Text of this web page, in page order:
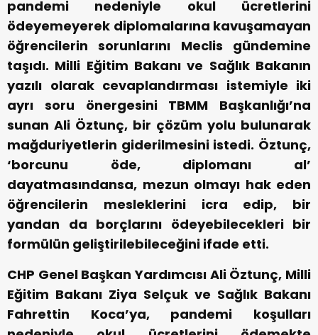
pandemi nedeniyle okul ücretlerini
ödeyemeyerek diplomalarına kavuşamayan
öğrencilerin sorunlarını Meclis gündemine
taşıdı. Milli Eğitim Bakanı ve Sağlık Bakanın
yazılı olarak cevaplandırması istemiyle iki
ayrı soru önergesini TBMM Başkanlığı’na
sunan Ali Öztunç, bir çözüm yolu bulunarak
mağduriyetlerin giderilmesini istedi. Öztunç,
‘borcunu öde, diplomanı al’
dayatmasındansa, mezun olmayı hak eden
öğrencilerin mesleklerini icra edip, bir
yandan da borçlarını ödeyebilecekleri bir
formülün geliştirilebileceğini ifade etti.
CHP Genel Başkan Yardımcısı Ali Öztunç, Milli
Eğitim Bakanı Ziya Selçuk ve Sağlık Bakanı
Fahrettin Koca’ya, pandemi koşulları